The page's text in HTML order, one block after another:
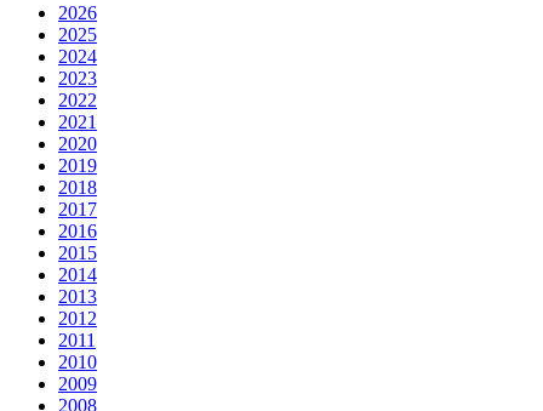
2026
2025
2024
2023
2022
2021
2020
2019
2018
2017
2016
2015
2014
2013
2012
2011
2010
2009
2008